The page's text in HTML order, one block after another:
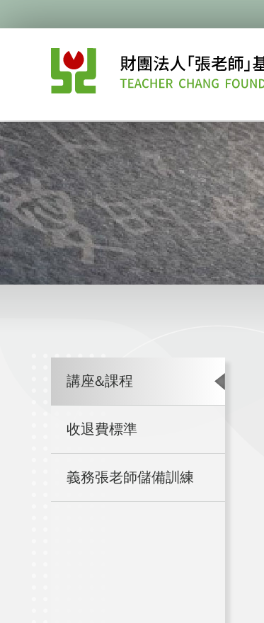
講座&課程
收退費標準
義務張老師儲備訓練